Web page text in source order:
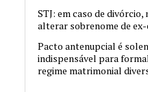
STJ: em caso de divórcio,
alterar sobrenome de
Pacto antenupcial é
indispensável para
regime matrimonial